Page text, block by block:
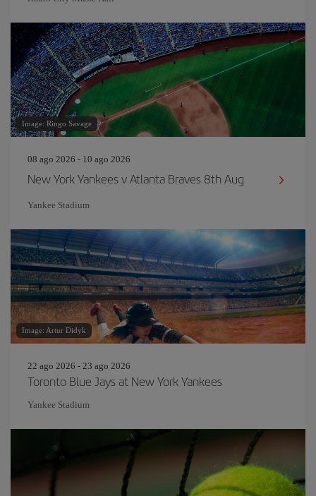
Image: Ringo Savage
08 ago 2026 - 10 ago 2026
New York Yankees v Atlanta Braves 8th Aug
Yankee Stadium
Image: Artur Didyk
22 ago 2026 - 23 ago 2026
Toronto Blue Jays at New York Yankees
Yankee Stadium